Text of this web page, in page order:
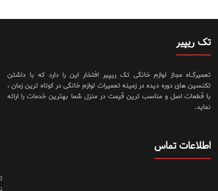
تک ریپیر
تعمیرگــاه مجاز لوازم خانگی تک ریپیر افتخار این را دارد که با داشتن
تکنسین های دوره دیده در زمینه تعمیرات لوازم خانگی در کوتاه ترین زمان ،
با قطعات اصل و مناسب ترین قیمت در منزل شما بهترین خدمات را ارائه
نماید.
اطلاعات تماس